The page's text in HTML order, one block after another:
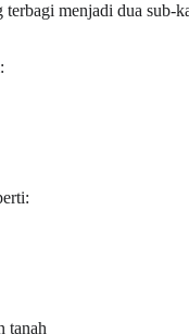
menjadi dua sub-
tanah